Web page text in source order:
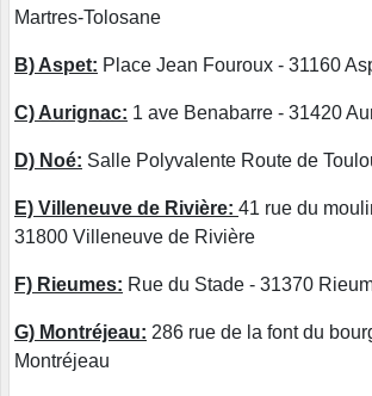
Martres-Tolosane
B) Aspet: Place Jean Fouroux - 31160
C) Aurignac: 1 ave Benabarre - 31420
D) Noé: Salle Polyvalente Route de
E) Villeneuve de Rivière: 41 rue du
31800 Villeneuve de Rivière
F) Rieumes: Rue du Stade - 31370
G) Montréjeau: 286 rue de la font du
Montréjeau